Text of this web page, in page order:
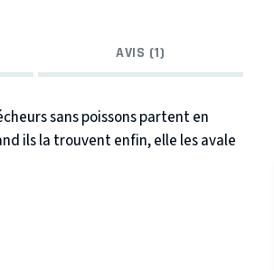
AVIS (1)
sans poissons partent en
ils la trouvent enfin, elle les avale
de la baleine bleue ballonnée. Ils y
des méduses volantes, des
en aide à la Toute-petite-
globe-trotteur qui vit là.